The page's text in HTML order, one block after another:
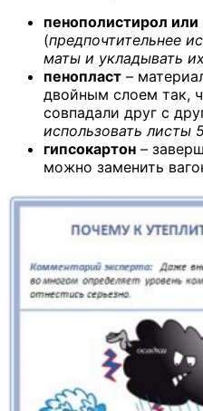
пенополистирол или
(предпочтительнее
маты и укладывать
пенопласт –
двойным слоем так,
совпадали друг с
использовать листы
гипсокартон –
можно заменить